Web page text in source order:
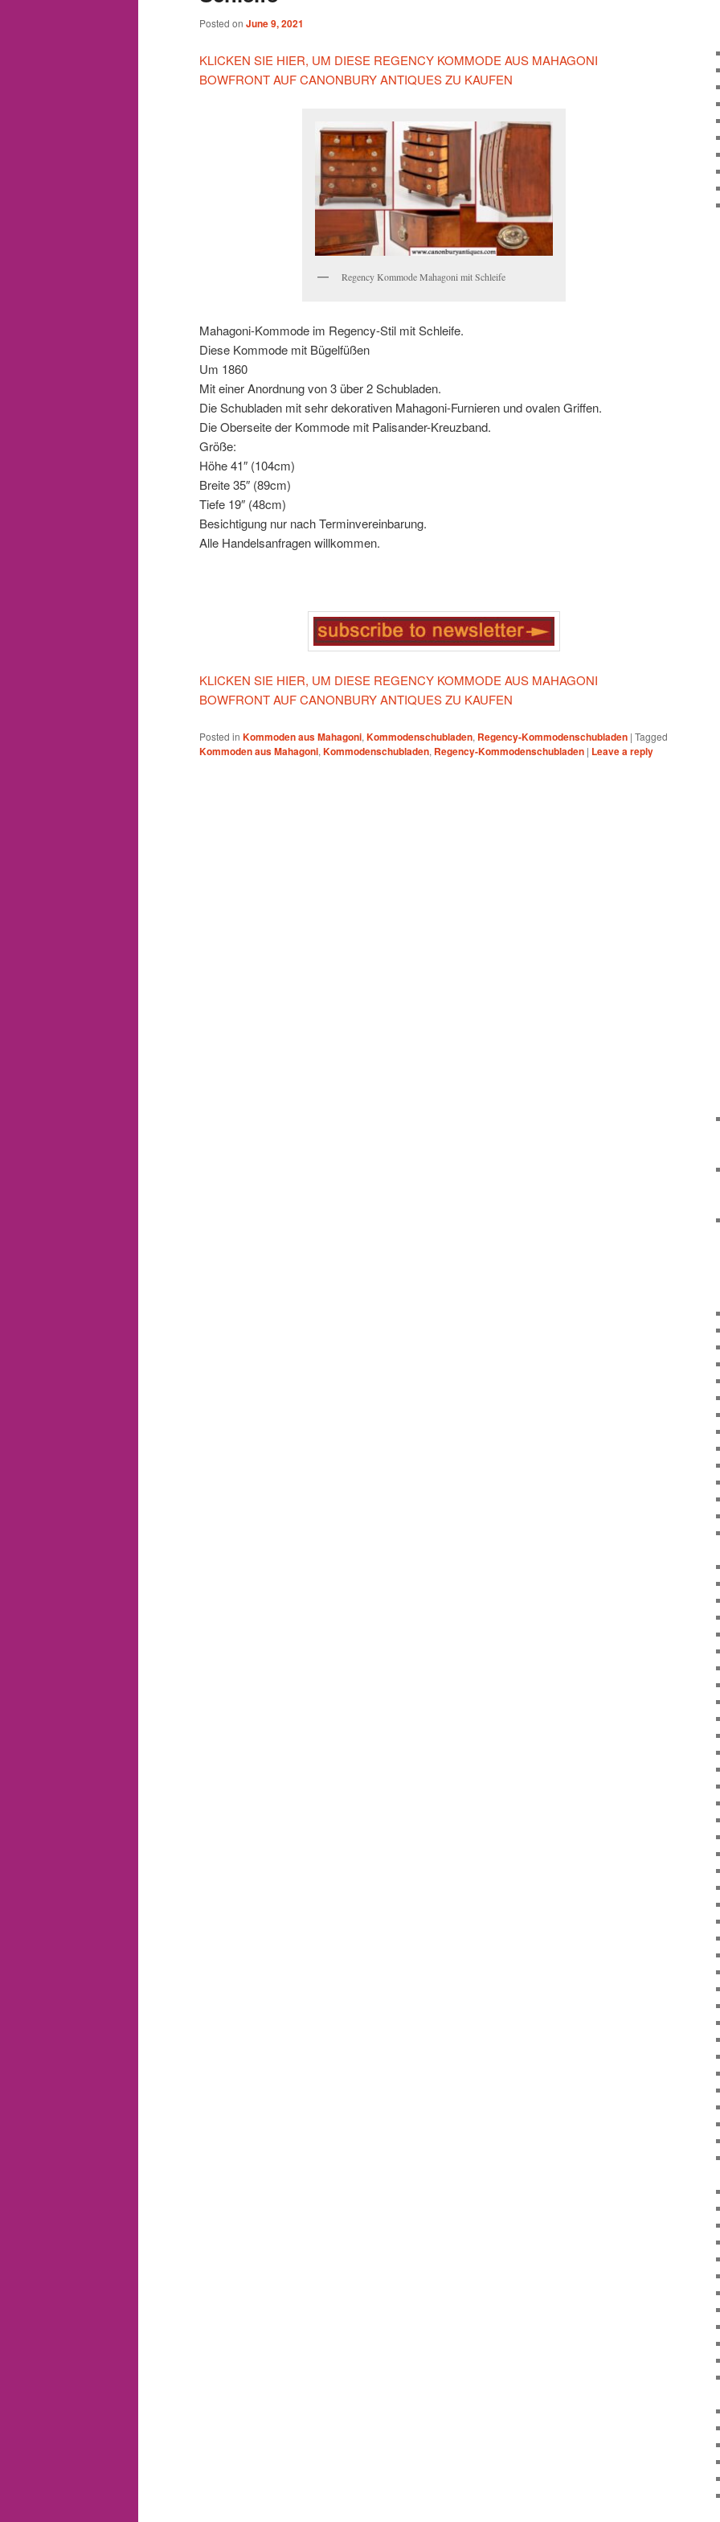
Posted on June 9, 2021
KLICKEN SIE HIER, UM DIESE REGENCY KOMMODE AUS MAHAGONI
BOWFRONT AUF CANONBURY ANTIQUES ZU KAUFEN
Regency Kommode Mahagoni mit Schleife
Mahagoni-Kommode im Regency-Stil mit Schleife.
Diese Kommode mit Bügelfüßen
Um 1860
Mit einer Anordnung von 3 über 2 Schubladen.
Die Schubladen mit sehr dekorativen Mahagoni-Furnieren und ovalen Griffen.
Die Oberseite der Kommode mit Palisander-Kreuzband.
Größe:
Höhe 41″ (104cm)
Breite 35″ (89cm)
Tiefe 19″ (48cm)
Besichtigung nur nach Terminvereinbarung.
Alle Handelsanfragen willkommen.
KLICKEN SIE HIER, UM DIESE REGENCY KOMMODE AUS MAHAGONI
BOWFRONT AUF CANONBURY ANTIQUES ZU KAUFEN
Posted in Kommoden aus Mahagoni, Kommodenschubladen, Regency-Kommodenschubladen | Tagged
Kommoden aus Mahagoni, Kommodenschubladen, Regency-Kommodenschubladen | Leave a reply